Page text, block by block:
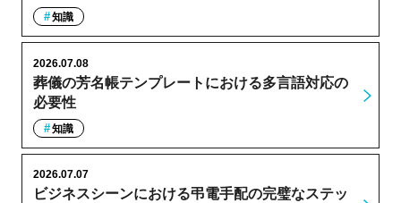
知識
葬儀の芳名帳テンプレートにおける多言語対応の
必要性
2026.07.08
知識
ビジネスシーンにおける弔電手配の完璧なステッ
2026.07.07